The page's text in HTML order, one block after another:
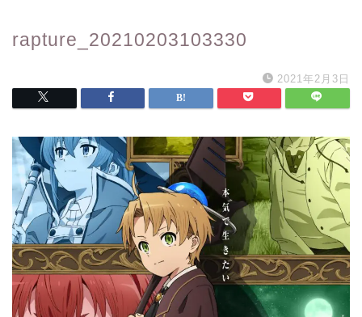
rapture_20210203103330
2021年2月3日